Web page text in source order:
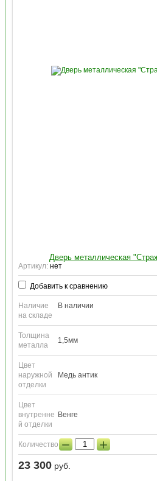
Дверь металлическая
Артикул: нет
Добавить к сравнению
Наличие
на складе
В наличии
Толщина
металла
1,5мм
Цвет
наружной
отделки
Медь антик
Цвет
внутренне
й отделки
Венге
Количество:− +
23 300 руб.